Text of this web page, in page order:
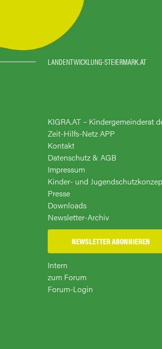
LANDENTWICKLUNG-STEIERMARK.AT
KIGRA.AT – Kindergemeinderat
Zeit-Hilfs-Netz APP
Kontakt
Datenschutz & AGB
Impressum
Kinder- und
Presse
Downloads
Newsletter-Archiv
NEWSLETTER ABONNIEREN
Intern
zum Forum
Forum-Login